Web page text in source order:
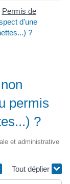
Permis de
d'une
?
permis
?
et administrative
Tout déplier